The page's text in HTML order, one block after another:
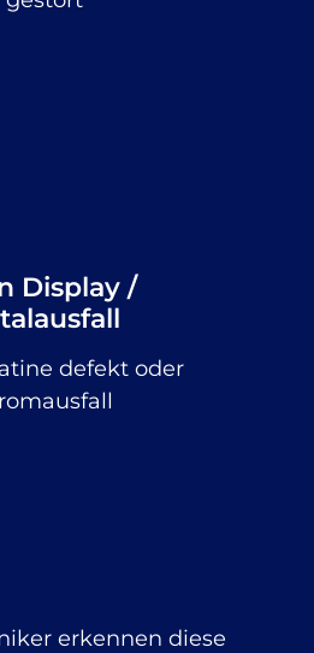
Display /
defekt oder
erkennen diese